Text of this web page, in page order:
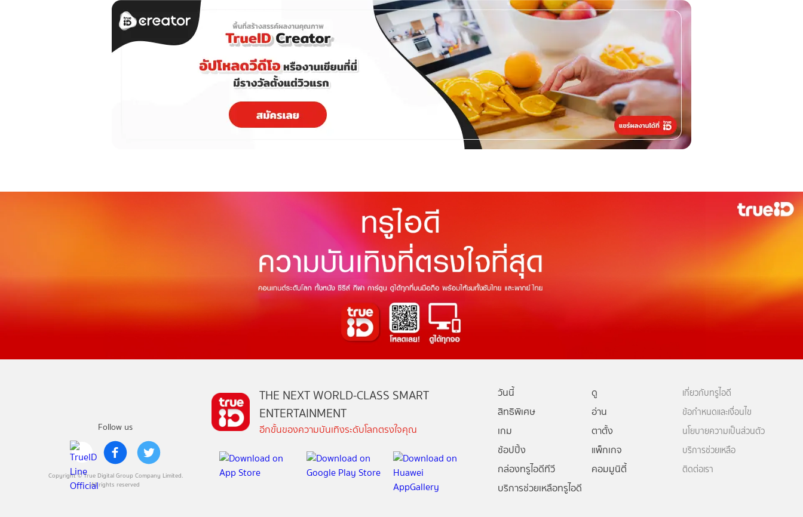
Follow us
Copyright © True Digital Group Company Limited.
All rights reserved
THE NEXT WORLD-CLASS SMART
ENTERTAINMENT
อีกขั้นของความบันเทิงระดับโลกตรงใจคุณ
วันนี้
ดู
สิทธิพิเศษ
อ่าน
เกม
ตาตั้ง
ช้อปปิ้ง
แพ็กเกจ
กล่องทรูไอดีทีวี
คอมมูนิตี้
บริการช่วยเหลือทรูไอดี
เกี่ยวกับทรูไอดี
ข้อกำหนดและเงื่อนไข
นโยบายความเป็นส่วนตัว
บริการช่วยเหลือ
ติดต่อเรา